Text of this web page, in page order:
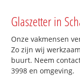
Glaszetter in
Onze vakmensen
Zo zijn wij
buurt. Neem
3998 en omgeving.